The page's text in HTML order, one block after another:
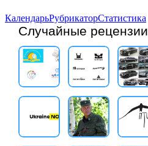
КалендарьРубрикаторСтатистика
Случайные рецензии